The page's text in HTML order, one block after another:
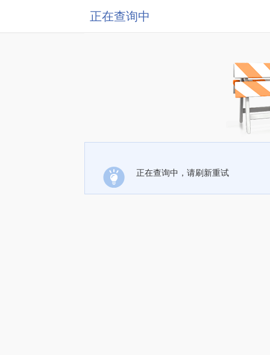
正在查询中
正在查询中，请刷新重试